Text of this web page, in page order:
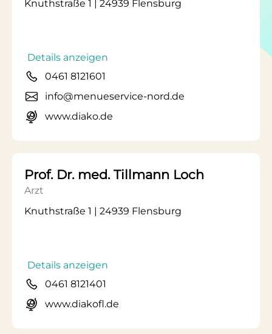
Knuthstraße 1 | 24939 Flensburg
Details anzeigen
0461 8121601
info@menueservice-nord.de
www.diako.de
Prof. Dr. med. Tillmann Loch
Arzt
Knuthstraße 1 | 24939 Flensburg
Details anzeigen
0461 8121401
www.diakofl.de